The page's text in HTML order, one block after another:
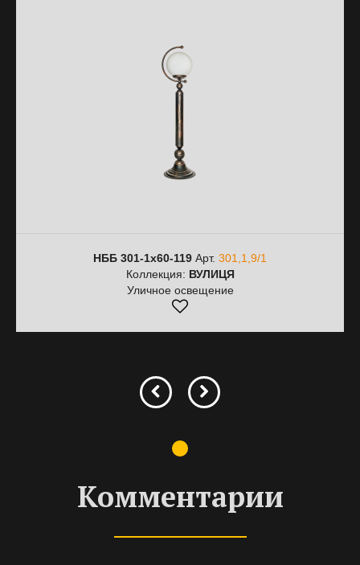
НББ 301-1х60-119 Арт. 301,1,9/1
Коллекция: ВУЛИЦЯ
Уличное освещение
Комментарии